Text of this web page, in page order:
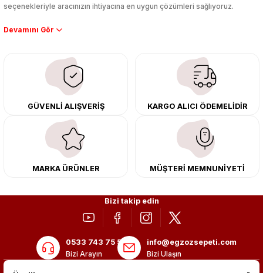
seçenekleriyle aracınızın ihtiyacına en uygun çözümleri sağlıyoruz.
Performans artışı isteyen sürücüler için özel performans egzozları ve
çıkma orijinal ürünler ile yenileyebilir, body kit uygulamalarıyla aracınızın
tasarımını ve aerodinamisini üst seviyeye taşıyabilirsiniz.
Tüm ürünlerimiz orijinal, dayanıklı ve uzun ömürlüdür. İstanbul’daki montaj
merkezimizde profesyonel montaj yapıyor, Türkiye’nin her yerine güvenli
kargo ile teslimat gerçekleştiriyoruz. Aracınıza değer katmak için doğru
adres: Egzoz Sepeti.
GÜVENLİ ALIŞVERİŞ KARGO ALICI ÖDEMELİDİR
MARKA ÜRÜNLER MÜŞTERİ MEMNUNİYETİ
Bizi takip edin
0533 743 75 56
Bizi Arayın
info@egzozsepeti.com
Bizi Ulaşın